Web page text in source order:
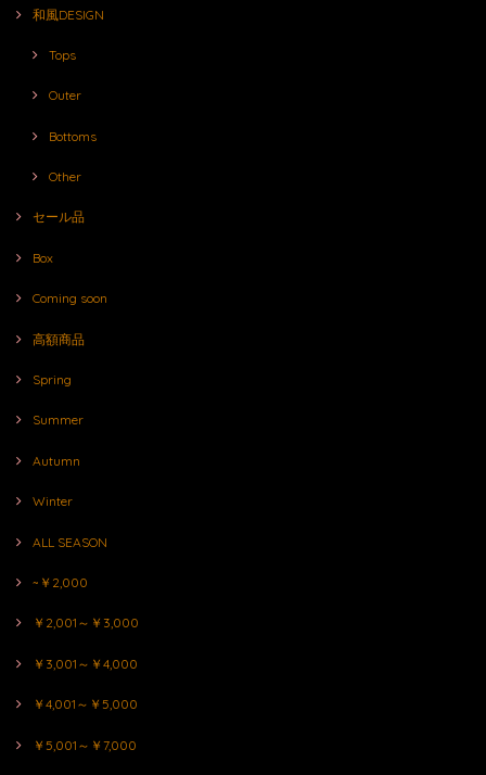
和風DESIGN
Tops
Outer
Bottoms
Other
セール品
Box
Coming soon
高額商品
Spring
Summer
Autumn
Winter
ALL SEASON
~￥2,000
￥2,001～￥3,000
￥3,001～￥4,000
￥4,001～￥5,000
￥5,001～￥7,000